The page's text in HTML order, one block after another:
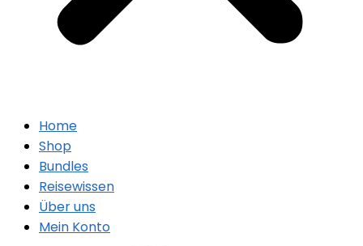
Home
Shop
Bundles
Reisewissen
Über uns
Mein Konto